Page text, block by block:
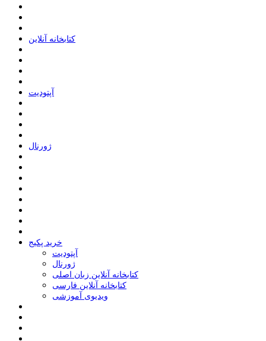
ﮐﺘﺎﺑﺨﺎﻧﻪ ﺁﻧﻼﯾﻦ
ﺁﭘﺘﻮﺩﯾﺖ
ﮊﻭﺭﻧﺎﻝ
خرید پکیج
ﺁﭘﺘﻮﺩﯾﺖ
ﮊﻭﺭﻧﺎﻝ
کتابخانه آنلاین زبان اصلی
کتابخانه آنلاین فارسی
ویدیوی آموزشی